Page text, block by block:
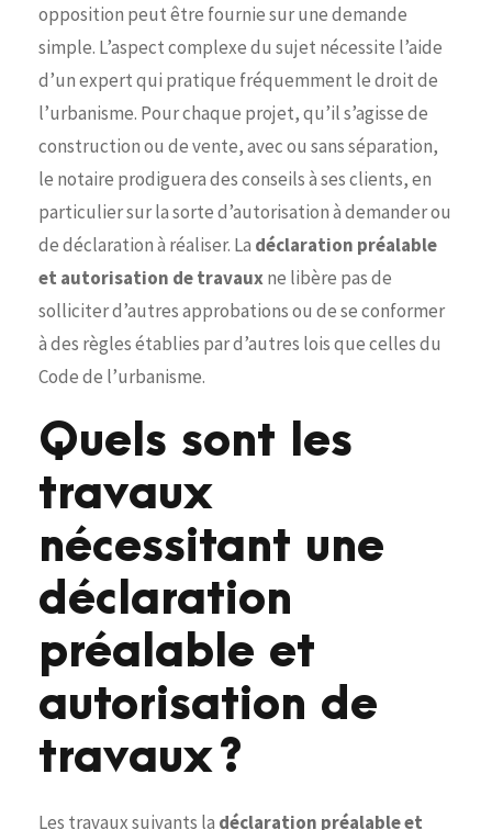
opposition peut être fournie sur une demande
simple. L’aspect complexe du sujet nécessite l’aide
d’un expert qui pratique fréquemment le droit de
l’urbanisme. Pour chaque projet, qu’il s’agisse de
construction ou de vente, avec ou sans séparation,
le notaire prodiguera des conseils à ses clients, en
particulier sur la sorte d’autorisation à demander ou
de déclaration à réaliser. La déclaration préalable
et autorisation de travauxne libère pas de
solliciter d’autres approbations ou de se conformer
à des règles établies par d’autres lois que celles du
Code de l’urbanisme.
Quels sont les
travaux
nécessitant une
déclaration
préalable et
autorisation de
travaux ?
Les travaux suivants la déclaration préalable et